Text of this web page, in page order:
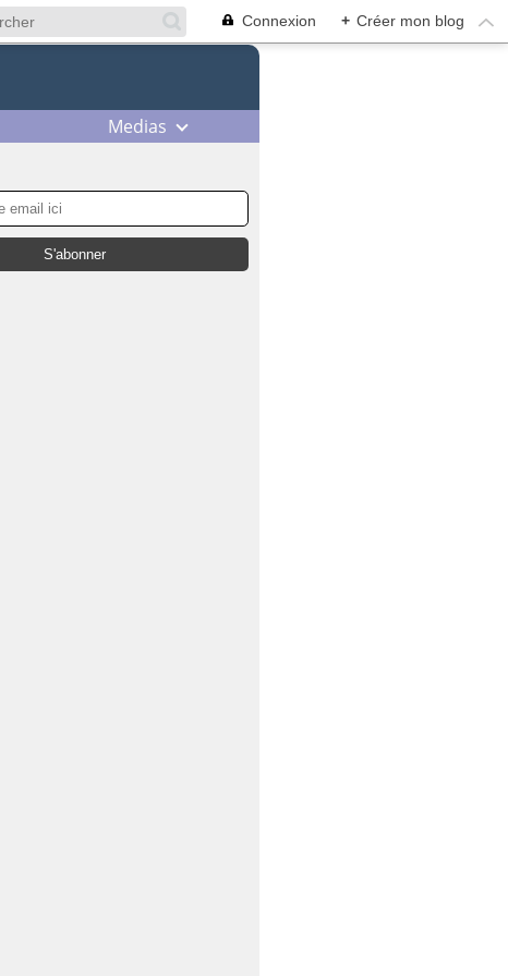
Connexion + Créer mon blog
Medias